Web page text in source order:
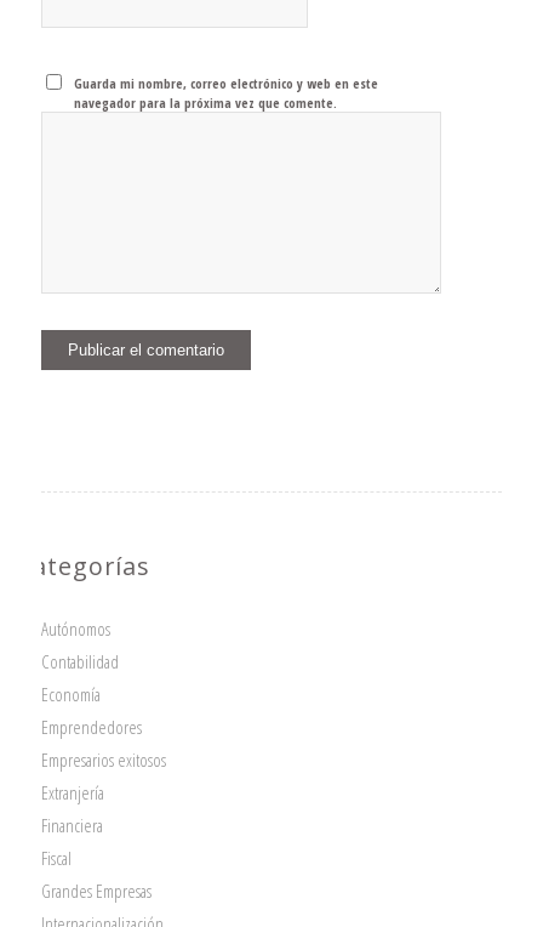
Guarda mi nombre, correo electrónico y web en este
navegador para la próxima vez que comente.
Categorías
Autónomos
Contabilidad
Economía
Emprendedores
Empresarios exitosos
Extranjería
Financiera
Fiscal
Grandes Empresas